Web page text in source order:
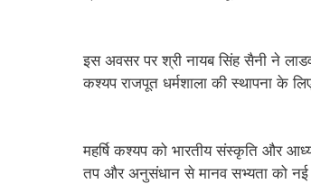
इस अवसर पर श्री नायब सिंह सैनी ने
कश्यप राजपूत धर्मशाला की स्थापना के
महर्षि कश्यप को भारतीय संस्कृति और
तप और अनुसंधान से मानव सभ्यता को नई